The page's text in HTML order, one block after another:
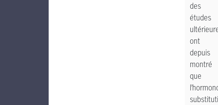
des
études
ont
depuis
montré
que